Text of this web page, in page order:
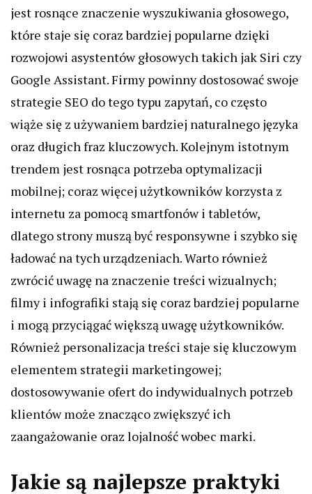
jest rosnące znaczenie wyszukiwania głosowego,
które staje się coraz bardziej popularne dzięki
rozwojowi asystentów głosowych takich jak Siri czy
Google Assistant. Firmy powinny dostosować swoje
strategie SEO do tego typu zapytań, co często
wiąże się z używaniem bardziej naturalnego języka
oraz długich fraz kluczowych. Kolejnym istotnym
trendem jest rosnąca potrzeba optymalizacji
mobilnej; coraz więcej użytkowników korzysta z
internetu za pomocą smartfonów i tabletów,
dlatego strony muszą być responsywne i szybko się
ładować na tych urządzeniach. Warto również
zwrócić uwagę na znaczenie treści wizualnych;
filmy i infografiki stają się coraz bardziej popularne
i mogą przyciągać większą uwagę użytkowników.
Również personalizacja treści staje się kluczowym
elementem strategii marketingowej;
dostosowywanie ofert do indywidualnych potrzeb
klientów może znacząco zwiększyć ich
zaangażowanie oraz lojalność wobec marki.
Jakie są najlepsze praktyki